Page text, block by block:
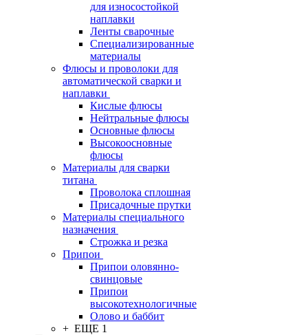
для износостойкой
наплавки
Ленты сварочные
Специализированные
материалы
Флюсы и проволоки для
автоматической сварки и
наплавки
Кислые флюсы
Нейтральные флюсы
Основные флюсы
Высокоосновные
флюсы
Материалы для сварки
титана
Проволока сплошная
Присадочные прутки
Материалы специального
назначения
Строжка и резка
Припои
Припои оловянно-
свинцовые
Припои
высокотехнологичные
Олово и баббит
+ ЕЩЕ 1